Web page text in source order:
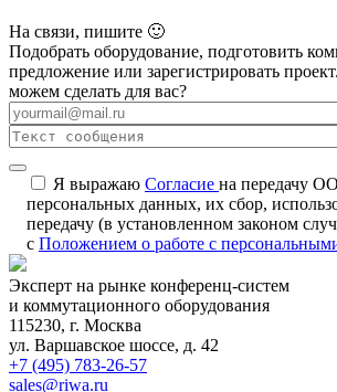
На связи, пишите 🙂
Подобрать оборудование, подготовить
предложение или зарегистрировать
можем сделать для вас?
Я выражаю Согласие на передачу
персональных данных, их сбор,
передачу (в установленном законом
с Положением о работе с
Эксперт на рынке конференц-систем
и коммутационного оборудования
115230, г. Москва
ул. Варшавское шоссе, д. 42
+7 (495) 783-26-57
sales@riwa.ru